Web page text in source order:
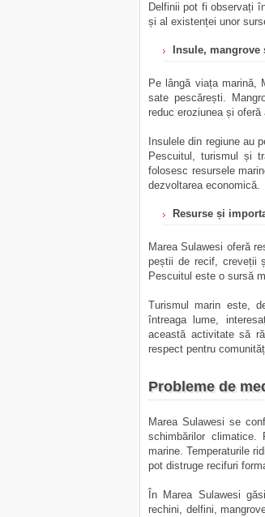
Delfinii pot fi observați
și al existenței unor
Insule,
Pe lângă viața marină,
sate pescărești.
reduc eroziunea și
Insulele din regiune au
Pescuitul, turismul și
folosesc resursele
dezvoltarea economică.
Resurse și
Marea Sulawesi oferă
peștii de recif, creveții
Pescuitul este o sursă
Turismul marin este,
întreaga lume,
această activitate să
respect pentru
Probleme de
Marea Sulawesi se
schimbărilor
marine. Temperaturile
pot distruge recifuri
În Marea Sulawesi
rechini, delfini,